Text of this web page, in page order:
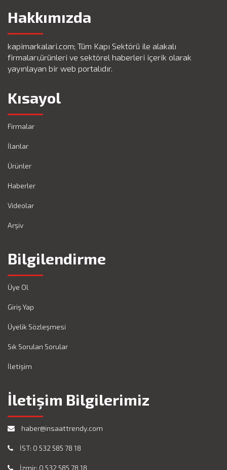
Hakkımızda
kapimarkalari.com; Tüm Kapı Sektörü ile alakalı
firmaları,ürünleri ve sektörel haberleri içerik olarak
yayınlayan bir web portalıdır.
Kısayol
Firmalar
İlanlar
Ürünler
Haberler
Videolar
Arşiv
Bilgilendirme
Üye Ol
Giriş Yap
Üyelik Sözleşmesi
Sık Sorulan Sorular
İletişim
İletişim Bilgilerimiz
haber@insaattrendy.com
İST: 0 532 585 78 18
İzmir: 0 532 585 78 18